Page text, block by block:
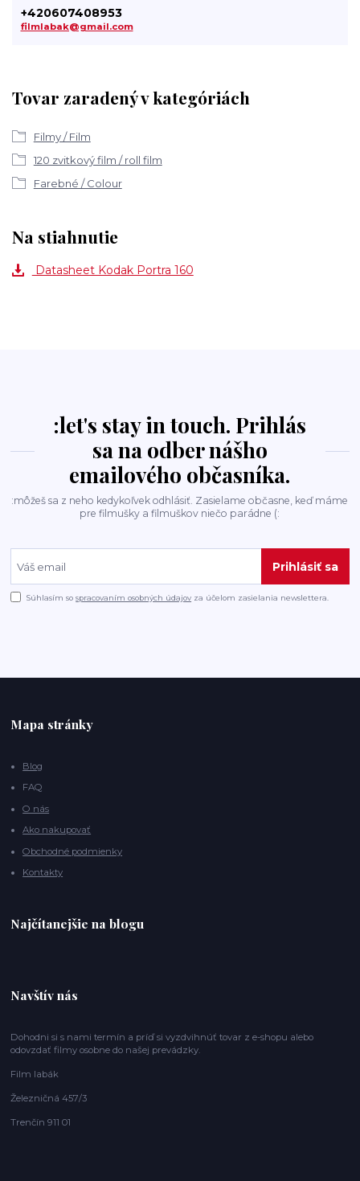
Tovar zaradený v kategóriách
Filmy / Film
120 zvitkový film / roll film
Farebné / Colour
+420607408953
filmlabak@gmail.com
Na stiahnutie
Datasheet Kodak Portra 160
:let's stay in touch. Prihlás
sa na odber nášho
emailového občasníka.
:môžeš sa z neho kedykoľvek odhlásiť. Zasielame občasne, keď máme
pre filmušky a filmuškov niečo parádne (:
Prihlásiť sa
Súhlasím sospracovaním osobných údajov za účelom zasielania newslettera.
Mapa stránky
Blog
FAQ
O nás
Ako nakupovať
Obchodné podmienky
Kontakty
Najčítanejšie na blogu
Navštív nás
Dohodni si s nami termín a príď si vyzdvihnúť tovar z e-shopu alebo
odovzdať filmy osobne do našej prevádzky.
Film labák
Železničná 457/3
Trenčín 911 01